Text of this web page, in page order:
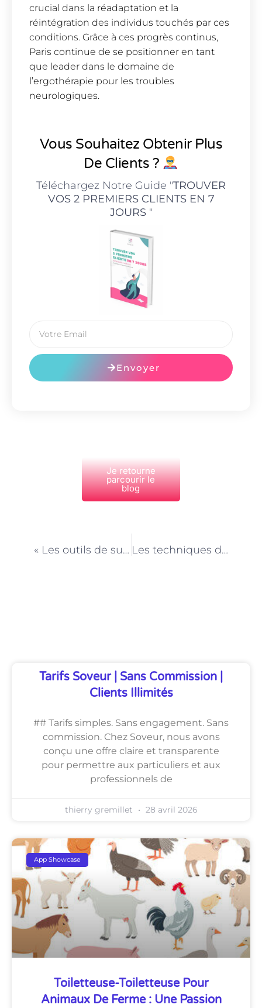
crucial dans la réadaptation et la
réintégration des individus touchés par ces
conditions. Grâce à ces progrès continus,
Paris continue de se positionner en tant
que leader dans le domaine de
l’ergothérapie pour les troubles
neurologiques.
Vous Souhaitez Obtenir Plus
De Clients ?
Téléchargez Notre Guide "TROUVER
VOS 2 PREMIERS CLIENTS EN 7
JOURS"
Envoyer
Je retourne
parcourir le
blog
« Les outils de suivi et d’évaluation essentiels en coaching sportif à Paris » Les techniques d’évaluation en ergothérapie à Paris
Tarifs Soveur | Sans Commission |
Clients Illimités
## Tarifs simples. Sans engagement. Sans
commission. Chez Soveur, nous avons
conçu une offre claire et transparente
pour permettre aux particuliers et aux
professionnels de
thierry gremillet 28 avril 2026
App Showcase
Toiletteuse-Toiletteuse Pour
Animaux De Ferme : Une Passion